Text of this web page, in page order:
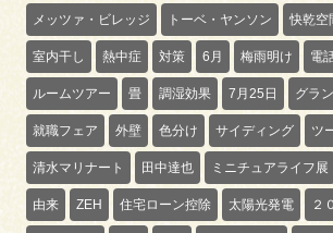
メッツァ・ビレッジ トーベ・ヤンソン 快乾空
室内干し 熱中症 対策 6月 梅雨明け 電
ルームツアー 畳 調湿効果 7月25日 グラ
就職フェア 外壁 色分け サイディング ツ
清水マリナート 田中達也 ミニチュアライフ展
由来 ZEH 住宅ローン控除 太陽光発電 ２